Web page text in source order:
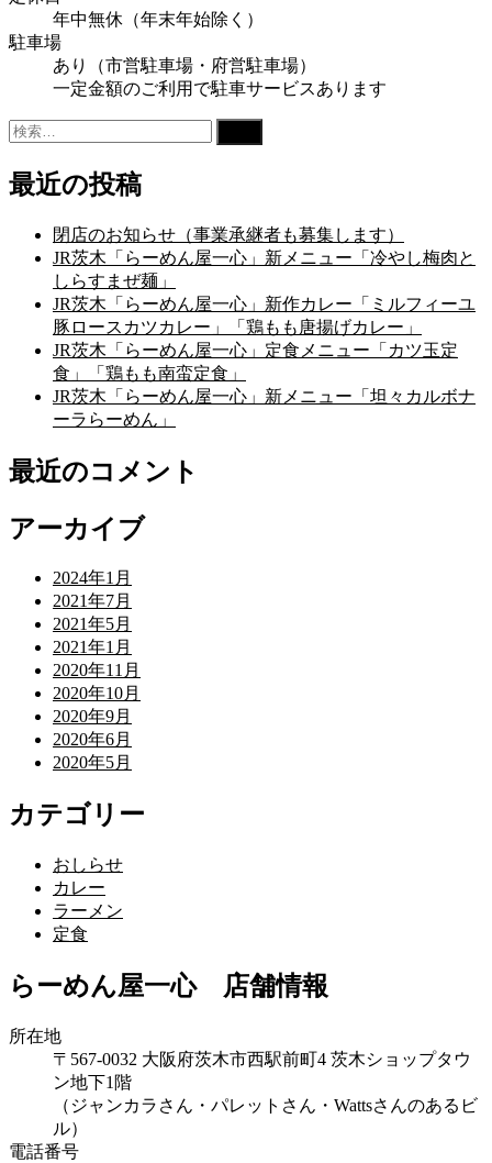
年中無休（年末年始除く）
駐車場
あり（市営駐車場・府営駐車場）
一定金額のご利用で駐車サービスあります
検
最近の投稿
閉店のお知らせ（事業承継者も募集します）
JR茨木「らーめん屋一心」新メニュー「冷やし梅肉と
しらすまぜ麺」
JR茨木「らーめん屋一心」新作カレー「ミルフィーユ
豚ロースカツカレー」「鶏もも唐揚げカレー」
JR茨木「らーめん屋一心」定食メニュー「カツ玉定
食」「鶏もも南蛮定食」
JR茨木「らーめん屋一心」新メニュー「坦々カルボナ
ーラらーめん」
最近のコメント
アーカイブ
2024年1月
2021年7月
2021年5月
2021年1月
2020年11月
2020年10月
2020年9月
2020年6月
2020年5月
カテゴリー
おしらせ
カレー
ラーメン
定食
らーめん屋一心 店舗情報
所在地
〒567-0032 大阪府茨木市西駅前町4 茨木ショップタウ
ン地下1階
（ジャンカラさん・パレットさん・Wattsさんのあるビ
ル）
電話番号